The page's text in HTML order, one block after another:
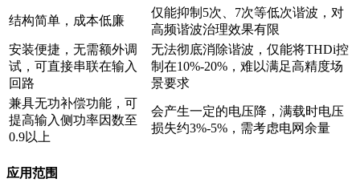
结构简单，成本低廉
仅能抑制5次、7次等低次谐波，对
高频谐波治理效果有限
安装便捷，无需额外调
试，可直接串联在输入
回路
无法彻底消除谐波，仅能将THDi控
制在10%-20%，难以满足高精度场
景要求
兼具无功补偿功能，可
提高输入侧功率因数至
0.9以上
会产生一定的电压降，满载时电压
损失约3%-5%，需考虑电网余量
应用范围